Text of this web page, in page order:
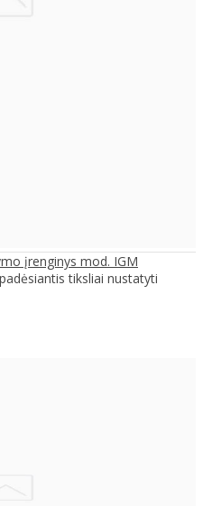
įrenginys mod. IGM
tiksliai nustatyti